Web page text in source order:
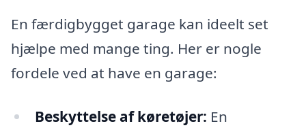
En færdigbygget garage kan ideelt set
hjælpe med mange ting. Her er nogle
fordele ved at have en garage:
Beskyttelse af køretøjer: En